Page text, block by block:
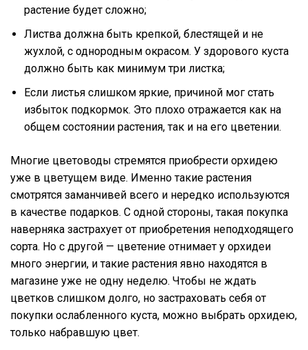
растение будет сложно;
Листва должна быть крепкой, блестящей и не
жухлой, с однородным окрасом. У здорового куста
должно быть как минимум три листка;
Если листья слишком яркие, причиной мог стать
избыток подкормок. Это плохо отражается как на
общем состоянии растения, так и на его цветении.
Многие цветоводы стремятся приобрести орхидею
уже в цветущем виде. Именно такие растения
смотрятся заманчивей всего и нередко используются
в качестве подарков. С одной стороны, такая покупка
наверняка застрахует от приобретения неподходящего
сорта. Но с другой — цветение отнимает у орхидеи
много энергии, и такие растения явно находятся в
магазине уже не одну неделю. Чтобы не ждать
цветков слишком долго, но застраховать себя от
покупки ослабленного куста, можно выбрать орхидею,
только набравшую цвет.